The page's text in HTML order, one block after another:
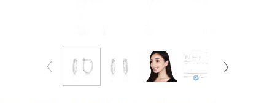
Покупка и оплата